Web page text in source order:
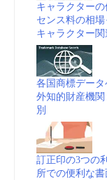
キャラクター
センス料の相
キャラクター関
各国商標データ
外知的財産機関
別
訂正印の3つの
所での便利な